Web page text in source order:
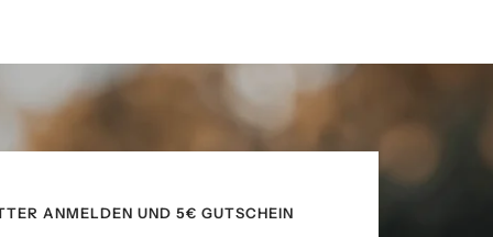
ANMELDEN UND 5€ GUTSCHEIN